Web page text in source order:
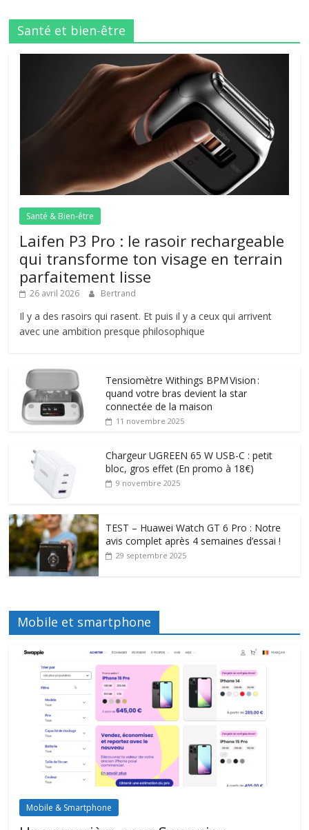
Santé et bien-être
Santé & Bien-être
Laifen P3 Pro : le rasoir rechargeable
qui transforme ton visage en terrain
parfaitement lisse
26 avril 2026 Bertrand
Il y a des rasoirs qui rasent. Et puis il y a ceux qui arrivent
avec une ambition presque philosophique
Tensiomètre Withings BPM Vision :
quand votre bras devient la star
connectée de la maison
11 novembre 2025
Chargeur UGREEN 65 W USB-C : petit
bloc, gros effet (En promo à 18€)
9 novembre 2025
TEST – Huawei Watch GT 6 Pro : Notre
avis complet après 4 semaines d’essai !
29 septembre 2025
Mobile et smartphone
Mobile & Smartphone